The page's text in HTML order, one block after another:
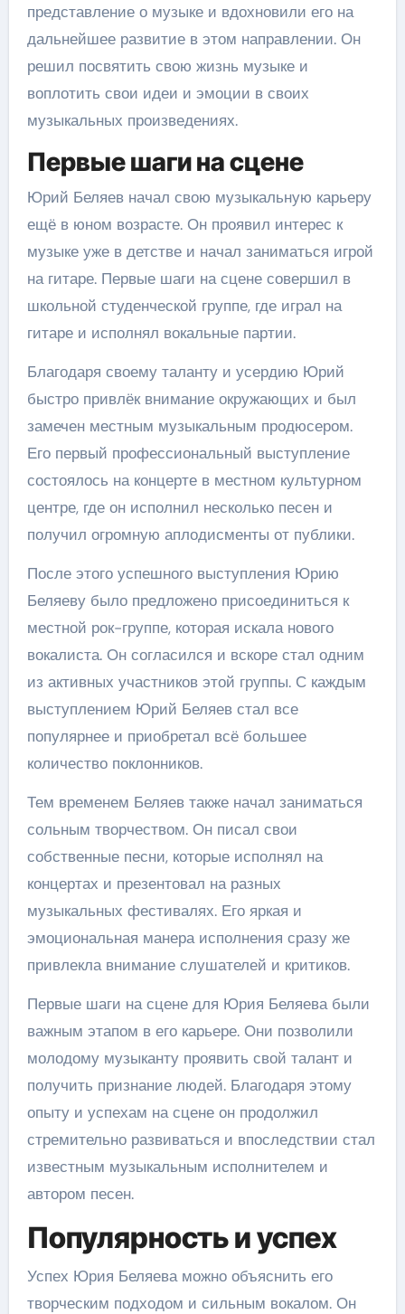
представление о музыке и вдохновили его на
дальнейшее развитие в этом направлении. Он
решил посвятить свою жизнь музыке и
воплотить свои идеи и эмоции в своих
музыкальных произведениях.
Первые шаги на сцене
Юрий Беляев начал свою музыкальную карьеру
ещё в юном возрасте. Он проявил интерес к
музыке уже в детстве и начал заниматься игрой
на гитаре. Первые шаги на сцене совершил в
школьной студенческой группе, где играл на
гитаре и исполнял вокальные партии.
Благодаря своему таланту и усердию Юрий
быстро привлёк внимание окружающих и был
замечен местным музыкальным продюсером.
Его первый профессиональный выступление
состоялось на концерте в местном культурном
центре, где он исполнил несколько песен и
получил огромную аплодисменты от публики.
После этого успешного выступления Юрию
Беляеву было предложено присоединиться к
местной рок-группе, которая искала нового
вокалиста. Он согласился и вскоре стал одним
из активных участников этой группы. С каждым
выступлением Юрий Беляев стал все
популярнее и приобретал всё большее
количество поклонников.
Тем временем Беляев также начал заниматься
сольным творчеством. Он писал свои
собственные песни, которые исполнял на
концертах и презентовал на разных
музыкальных фестивалях. Его яркая и
эмоциональная манера исполнения сразу же
привлекла внимание слушателей и критиков.
Первые шаги на сцене для Юрия Беляева были
важным этапом в его карьере. Они позволили
молодому музыканту проявить свой талант и
получить признание людей. Благодаря этому
опыту и успехам на сцене он продолжил
стремительно развиваться и впоследствии стал
известным музыкальным исполнителем и
автором песен.
Популярность и успех
Успех Юрия Беляева можно объяснить его
творческим подходом и сильным вокалом. Он